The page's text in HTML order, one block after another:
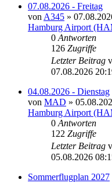
07.08.2026 - Freitag
von A345 »
Hamburg Airport
0 Antworten
126 Zugriffe
Letzter Beitrag
07.08.2026
04.08.2026 - Dienstag
von MAD »
Hamburg Airport
0 Antworten
122 Zugriffe
Letzter Beitrag
05.08.2026
Sommerflugplan 2027